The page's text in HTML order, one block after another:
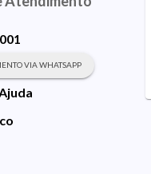
VIA WHATSAPP